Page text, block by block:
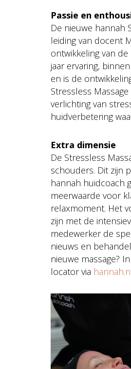
Passie en
De nieuwe hannah
leiding van docent
ontwikkeling van
jaar ervaring,
en is de
Stressless
verlichting van
huidverbetering
Extra dimensie
De Stressless
schouders. Dit zijn
hannah huidcoach
meerwaarde voor
relaxmoment. Het
zijn met de
medewerker de
nieuws en
nieuwe massage?
locator via